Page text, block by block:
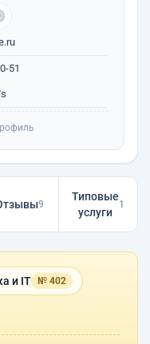
51
9
Типовые
услуги
1
и IT № 402